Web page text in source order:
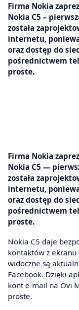
Firma Nokia
Nokia C5 –
została
internetu,
oraz dostęp do
pośrednictwem
proste.
Firma Nokia
Nokia C5 —
została
internetu,
oraz dostęp do
pośrednictwem
proste.
Nokia C5 daje
kontaktów z ekranu
widoczne są
Facebook. Dzięki
kont e-mail na Ovi
proste.